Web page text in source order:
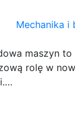
Mechanika i
maszyn
rolę w